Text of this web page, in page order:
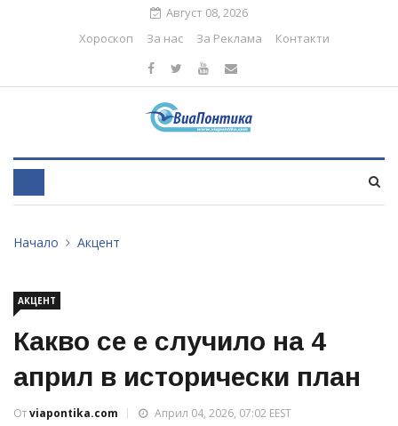
Август 08, 2026
Хороскоп
За нас За Реклама Контакти
Начало Акцент
АКЦЕНТ
Какво се е случило на 4
април в исторически план
Отviapontika.com
Април 04, 2026, 07:02 EEST